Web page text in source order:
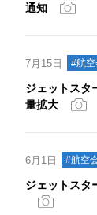
通知
7月15日 #航空
ジェットスタ
量拡大
6月1日 #航空
ジェットスタ